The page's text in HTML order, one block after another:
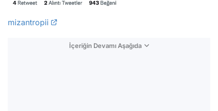
mizantropii
İçeriğin Devamı Aşağıda